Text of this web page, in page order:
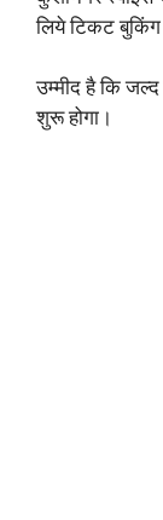
लिये टिकट
उम्मीद है कि
शुरू होगा।